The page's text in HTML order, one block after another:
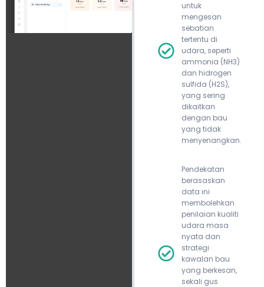
untuk
mengesan
sebatian
tertentu di
udara, seperti
ammonia (NH3)
dan hidrogen
sulfida (H2S),
yang sering
dikaitkan
dengan bau
yang tidak
menyenangkan.
Pendekatan
berasaskan
data ini
membolehkan
penilaian kualiti
udara masa
nyata dan
strategi
kawalan bau
yang berkesan,
sekali gus